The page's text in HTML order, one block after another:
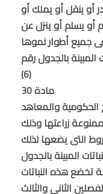
ينقل أو يملك أو
أو يسلم أو ينزل عن
المذكورة فى الجدول (5) فى جميع أطوار نموها
المبينة بالجدول رقم
(6)
مادة 30
الحكومية والمعاهد
زراعتها وذلك
المبينة بالجدول
تخضع هذه النباتات